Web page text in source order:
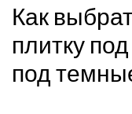
Как
плитку
под